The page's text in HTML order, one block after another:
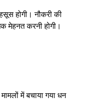
होगी। नौकरी की
मेहनत करनी होगी।
में बचाया गया धन